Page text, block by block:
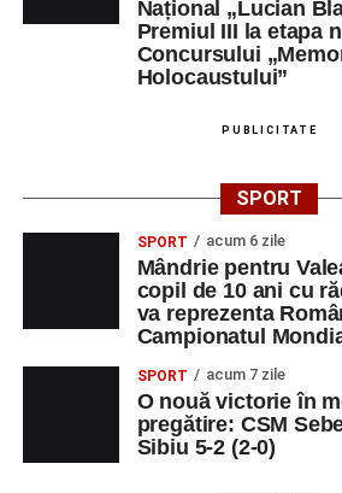
Național „Lucian
Premiul III la etapa
Concursului
Holocaustului”
PUBLICITATE
SPORT
SPORT acum 6 zile
Mândrie pentru
copil de 10 ani cu
va reprezenta
Campionatul
SPORT acum 7 zile
O nouă victorie în
pregătire: CSM
Sibiu 5-2 (2-0)